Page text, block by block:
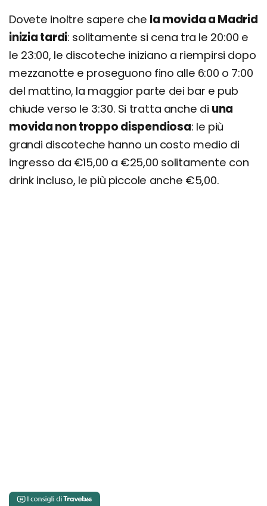
Dovete inoltre sapere che la movida a Madrid
inizia tardi: solitamente si cena tra le 20:00 e
le 23:00, le discoteche iniziano a riempirsi dopo
mezzanotte e proseguono fino alle 6:00 o 7:00
del mattino, la maggior parte dei bar e pub
chiude verso le 3:30. Si tratta anche di una
movida non troppo dispendiosa: le più
grandi discoteche hanno un costo medio di
ingresso da €15,00 a €25,00 solitamente con
drink incluso, le più piccole anche €5,00.